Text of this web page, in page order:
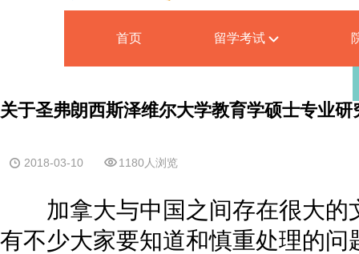
首页 留学考试
关于圣弗朗西斯泽维尔大学教育学硕士专业
2018-03-10 1180人浏览
加拿大与中国之间存在很大的
有不少大家要知道和慎重处理的